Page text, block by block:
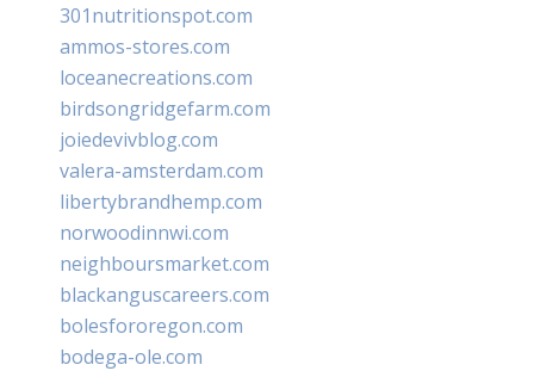
301nutritionspot.com
ammos-stores.com
loceanecreations.com
birdsongridgefarm.com
joiedevivblog.com
valera-amsterdam.com
libertybrandhemp.com
norwoodinnwi.com
neighboursmarket.com
blackanguscareers.com
bolesfororegon.com
bodega-ole.com